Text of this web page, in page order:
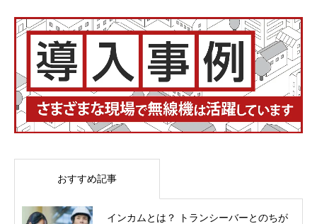
おすすめ記事
インカムとは？ トランシーバーとのちが